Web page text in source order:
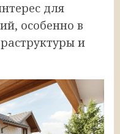
для
особенно в
и